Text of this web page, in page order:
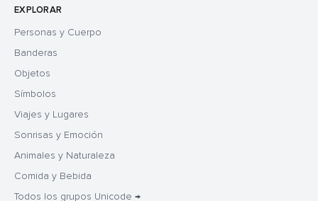
EXPLORAR
Personas y Cuerpo
Banderas
Objetos
Símbolos
Viajes y Lugares
Sonrisas y Emoción
Animales y Naturaleza
Comida y Bebida
Todos los grupos Unicode →